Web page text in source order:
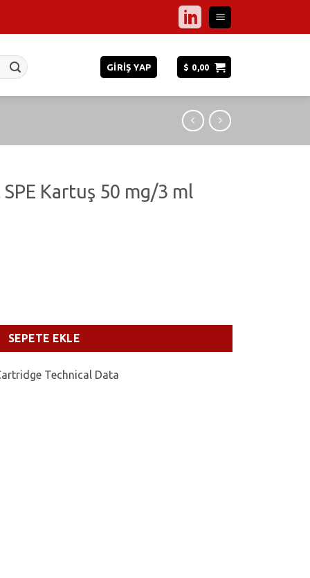
GIRIŞ YAP $ 0,00
Kartuş 50 mg/3 ml
SEPETE EKLE
Technical Data